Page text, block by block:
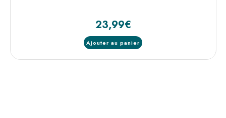
23,99€
Ajouter au panier